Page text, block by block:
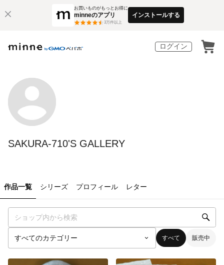
お買いものがもっとお得に
minneのアプリ
3万件以上
インストールする
ログイン
SAKURA-710'S GALLERY
作品一覧 シリーズ プロフィール レター
すべて 販売中